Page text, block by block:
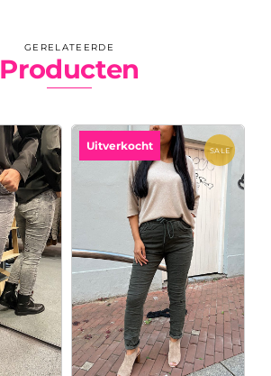
GERELATEERDE
Producten
SALE
Uitverkocht